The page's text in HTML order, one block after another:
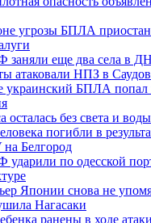
угрозы БПЛА
еще два села в
атаковали НПЗ в
украинский БПЛА попал
осталась без света и воды
погибли в
Белгород
ударили по одесской
Японии снова не
Нагасаки
ранены в ходе